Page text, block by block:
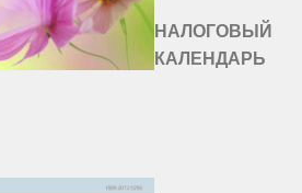
НАЛОГОВЫЙ
КАЛЕНДАРЬ